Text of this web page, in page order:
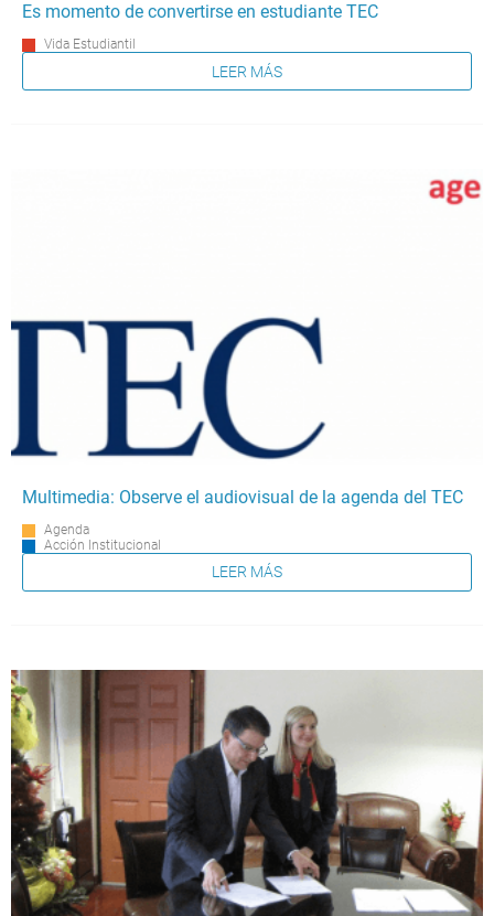
Es momento de convertirse en estudiante TEC
Vida Estudiantil
LEER MÁS
Multimedia: Observe el audiovisual de la agenda del TEC
Agenda
Acción Institucional
LEER MÁS